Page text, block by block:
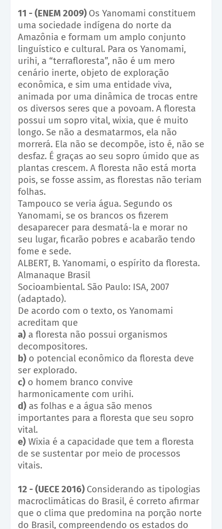
11 - (ENEM 2009) Os Yanomami constituem
uma sociedade indígena do norte da
Amazônia e formam um amplo conjunto
linguístico e cultural. Para os Yanomami,
urihi, a “terrafloresta”, não é um mero
cenário inerte, objeto de exploração
econômica, e sim uma entidade viva,
animada por uma dinâmica de trocas entre
os diversos seres que a povoam. A floresta
possui um sopro vital, wixia, que é muito
longo. Se não a desmatarmos, ela não
morrerá. Ela não se decompõe, isto é, não se
desfaz. É graças ao seu sopro úmido que as
plantas crescem. A floresta não está morta
pois, se fosse assim, as florestas não teriam
folhas.
Tampouco se veria água. Segundo os
Yanomami, se os brancos os fizerem
desaparecer para desmatá-la e morar no
seu lugar, ficarão pobres e acabarão tendo
fome e sede.
ALBERT, B. Yanomami, o espírito da floresta.
Almanaque Brasil
Socioambiental. São Paulo: ISA, 2007
(adaptado).
De acordo com o texto, os Yanomami
acreditam que
a) a floresta não possui organismos
decompositores.
b) o potencial econômico da floresta deve
ser explorado.
c) o homem branco convive
harmonicamente com urihi.
d) as folhas e a água são menos
importantes para a floresta que seu sopro
vital.
e) Wixia é a capacidade que tem a floresta
de se sustentar por meio de processos
vitais.
12 - (UECE 2016) Considerando as tipologias
macroclimáticas do Brasil, é correto afirmar
que o clima que predomina na porção norte
do Brasil, compreendendo os estados do